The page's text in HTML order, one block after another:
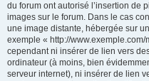
du forum ont autorisé l’insertion de
images sur le forum. Dans le cas
une image distante, hébergée sur
exemple « http://
cependant ni insérer de lien vers
ordinateur (à moins, bien
serveur internet), ni insérer de lien